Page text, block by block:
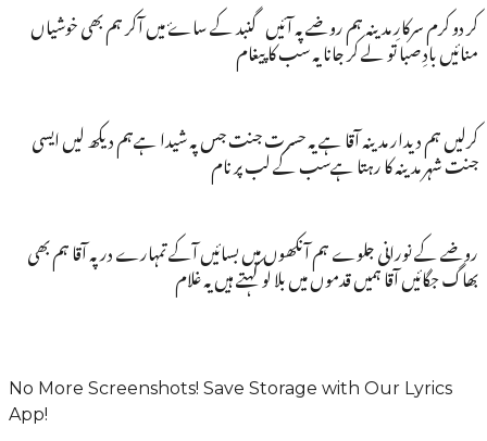
کر دو کرم سرکارِ مدینہ ہم روضے پہ آئیں گنبد کے ساۓ میں آکر ہم بھی خوشیاں
منائیں بادِ صبا تو لے کر جانا یہ سب کا پیغام
کرلیں ہم دیدار مدینہ آقا ہے یہ حسرت جنت جس پہ شیدا ہےہم دیکھ لیں ایسی
جنت شہر مدینہ کا رہتا ہےسب کے لب پر نام
روضے کے نورانی جلوے ہم آنکھوں میں بسائیں آکے تمہارے در پہ آقا ہم بھی
بھاگ جگائیں آقا ہمیں قدموں میں بلا لو کہتے ہیں یہ غلام
No More Screenshots! Save Storage with Our Lyrics
App!